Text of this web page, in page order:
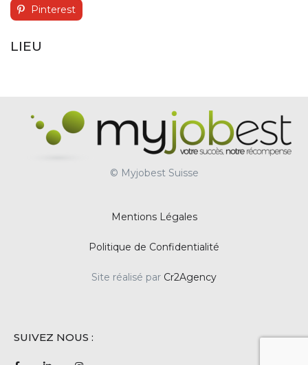
Pinterest
LIEU
© Myjobest Suisse
Mentions Légales
Politique de Confidentialité
Site réalisé par Cr2Agency
SUIVEZ NOUS :